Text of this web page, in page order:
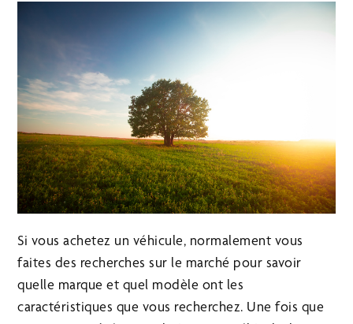
Si vous achetez un véhicule, normalement vous
faites des recherches sur le marché pour savoir
quelle marque et quel modèle ont les
caractéristiques que vous recherchez. Une fois que